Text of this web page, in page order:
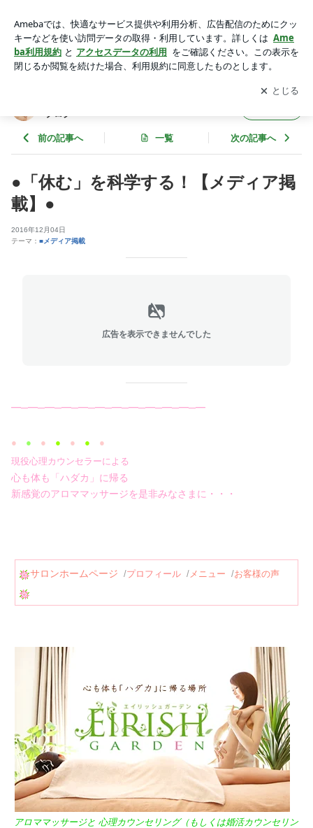
ンセラーの華麗なる（？）ブログ
アプリをダウンロードして ブログの更新通知
を受け取りまし
ょう。
開く
ブログ
前の記事へ 一覧 次の記事へ
●「休む」を科学する！【メディア掲
載】●
2016年12月04日
テーマ： ■メディア掲載
広告を表示できませんでした
━─━─━─━─━─━─━─━─━─━─━─━
● ● ● ● ● ●
●
現役心理カウンセラーによる
心も体も「ハダカ」に帰る
新感覚のアロママッサージを是非みなさまに・・・
サロンホームページ /プロフィール /メニュー /お客様の声
アロママッサージと 心理カウンセリング（もしくは婚活カウンセリン